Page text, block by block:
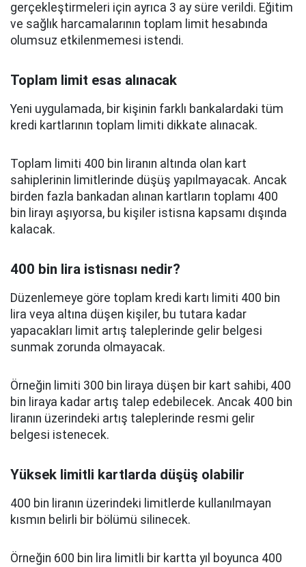
gerçekleştirmeleri için ayrıca 3 ay süre verildi. Eğitim
ve sağlık harcamalarının toplam limit hesabında
olumsuz etkilenmemesi istendi.
Toplam limit esas alınacak
Yeni uygulamada, bir kişinin farklı bankalardaki tüm
kredi kartlarının toplam limiti dikkate alınacak.
Toplam limiti 400 bin liranın altında olan kart
sahiplerinin limitlerinde düşüş yapılmayacak. Ancak
birden fazla bankadan alınan kartların toplamı 400
bin lirayı aşıyorsa, bu kişiler istisna kapsamı dışında
kalacak.
400 bin lira istisnası nedir?
Düzenlemeye göre toplam kredi kartı limiti 400 bin
lira veya altına düşen kişiler, bu tutara kadar
yapacakları limit artış taleplerinde gelir belgesi
sunmak zorunda olmayacak.
Örneğin limiti 300 bin liraya düşen bir kart sahibi, 400
bin liraya kadar artış talep edebilecek. Ancak 400 bin
liranın üzerindeki artış taleplerinde resmi gelir
belgesi istenecek.
Yüksek limitli kartlarda düşüş olabilir
400 bin liranın üzerindeki limitlerde kullanılmayan
kısmın belirli bir bölümü silinecek.
Örneğin 600 bin lira limitli bir kartta yıl boyunca 400